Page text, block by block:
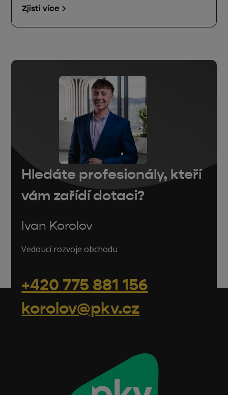
Zjisti více
Hledáte profesionály, kteří
vám zařídí dotaci?
Ivan Korolov
Vedoucí rozvoje obchodu
+420 775 881 156
korolov@pkv.cz